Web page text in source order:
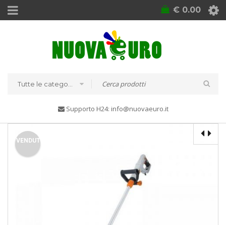
€ 0.00
Supporto H24: info@nuovaeuro.it
VENDUTO